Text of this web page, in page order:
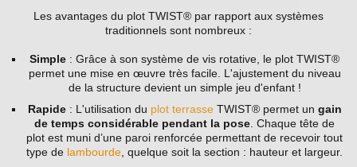
Les avantages du plot TWIST® par rapport aux systèmes
traditionnels sont nombreux :
Simple : Grâce à son système de vis rotative, le plot TWIST®
permet une mise en œuvre très facile. L'ajustement du niveau
de la structure devient un simple jeu d'enfant !
Rapide : L'utilisation du plot terrasseTWIST® permet un gain
de temps considérable pendant la pose. Chaque tête de
plot est muni d’une paroi renforcée permettant de recevoir tout
type de lambourde, quelque soit la section : hauteur et largeur.